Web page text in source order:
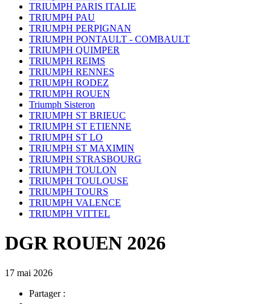
TRIUMPH PARIS ITALIE
TRIUMPH PAU
TRIUMPH PERPIGNAN
TRIUMPH PONTAULT - COMBAULT
TRIUMPH QUIMPER
TRIUMPH REIMS
TRIUMPH RENNES
TRIUMPH RODEZ
TRIUMPH ROUEN
Triumph Sisteron
TRIUMPH ST BRIEUC
TRIUMPH ST ETIENNE
TRIUMPH ST LO
TRIUMPH ST MAXIMIN
TRIUMPH STRASBOURG
TRIUMPH TOULON
TRIUMPH TOULOUSE
TRIUMPH TOURS
TRIUMPH VALENCE
TRIUMPH VITTEL
DGR ROUEN 2026
17 mai 2026
Partager :